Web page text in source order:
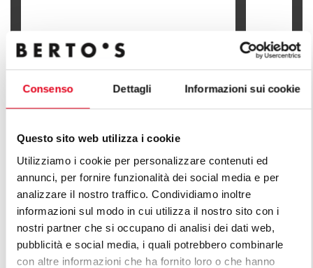
Consenso Dettagli Informazioni sui cookie
Questo sito web utilizza i cookie
Utilizziamo i cookie per personalizzare contenuti ed
annunci, per fornire funzionalità dei social media e per
analizzare il nostro traffico. Condividiamo inoltre
informazioni sul modo in cui utilizza il nostro sito con i
nostri partner che si occupano di analisi dei dati web,
pubblicità e social media, i quali potrebbero combinarle
con altre informazioni che ha fornito loro o che hanno
FREIDORA ELÉCTRICA 7+7 LITROS
(MANDOS BFLEX)
FREIDORA
DESCUBRE TODAS LAS LÍNEAS DE
LÍNEA PLUS
Una infinita serie de soluciones para satisfacer las
exigencias del mercado. Cocinas versátiles con
distintas características de capacidad productiva.